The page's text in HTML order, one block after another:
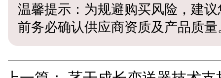
温馨提示：为规避购买风险，建
前务必确认供应商资质及产品质量